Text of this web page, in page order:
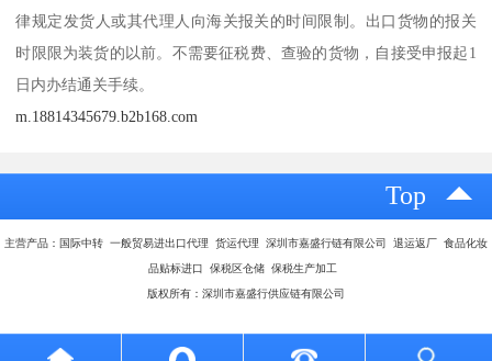
律规定发货人或其代理人向海关报关的时间限制。出口货物的报关
时限限为装货的以前。不需要征税费、查验的货物，自接受申报起1
日内办结通关手续。
m.18814345679.b2b168.com
Top
主营产品：国际中转 一般贸易进出口代理 货运代理 深圳市嘉盛行链有限公司 退运返厂 食品化妆
品贴标进口 保税区仓储 保税生产加工
版权所有：深圳市嘉盛行供应链有限公司